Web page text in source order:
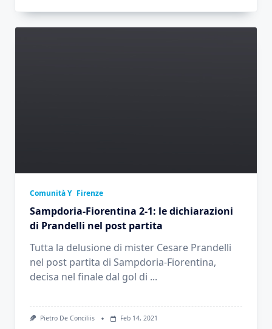
Comunità Y Firenze
Sampdoria-Fiorentina 2-1: le dichiarazioni
di Prandelli nel post partita
Tutta la delusione di mister Cesare Prandelli
nel post partita di Sampdoria-Fiorentina,
decisa nel finale dal gol di ...
Pietro De Conciliis Feb 14, 2021